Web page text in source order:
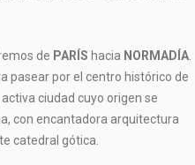
de PARÍS hacia NORMADÍA
pasear por el centro histórico de
ciudad cuyo origen se
con encantadora arquitectura
catedral gótica.